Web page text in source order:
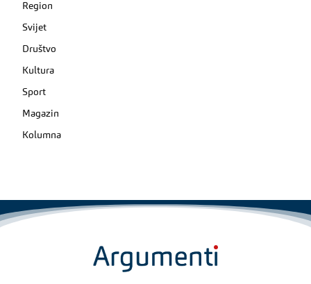
Region
Svijet
Društvo
Kultura
Sport
Magazin
Kolumna